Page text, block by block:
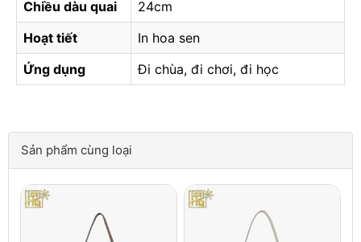
Chiều dàu quai
24cm
Hoạt tiết
In hoa sen
Ứng dụng
Đi chùa, đi chơi, đi học
Sản phẩm cùng loại